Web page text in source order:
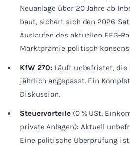
Neuanlage über 20 Jahre ab
baut, sichert sich den 2026-
Auslaufen des aktuellen EEG-
Marktprämie politisch
KfW 270: Läuft unbefristet, die
jährlich angepasst. Ein
Diskussion.
Steuervorteile (0 % USt,
private Anlagen): Aktuell
Eine politische Überprüfung